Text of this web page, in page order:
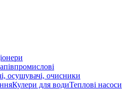
осушувачі, очисники
Кулери для водиТеплові насоси